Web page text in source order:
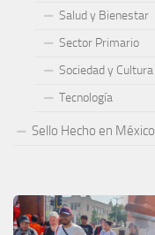
Salud y Bienestar
Sector Primario
Sociedad y Cultura
Tecnología
Sello Hecho en México